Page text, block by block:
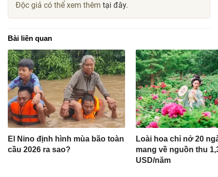
Độc giả có thể xem thêmtại đây.
Bài liên quan
El Nino định hình mùa bão toàn
cầu 2026 ra sao?
Loài hoa chỉ nở 20
mang về nguồn thu
USD/năm